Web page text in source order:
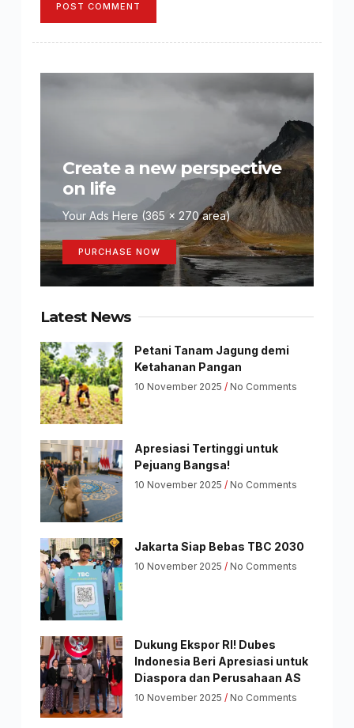
POST COMMENT
Create a new perspective
on life
Your Ads Here (365 x 270 area)
PURCHASE NOW
Latest News
Petani Tanam Jagung demi
Ketahanan Pangan
10 November 2025 No Comments
Apresiasi Tertinggi untuk
Pejuang Bangsa!
10 November 2025 No Comments
Jakarta Siap Bebas TBC 2030
10 November 2025 No Comments
Dukung Ekspor RI! Dubes
Indonesia Beri Apresiasi untuk
Diaspora dan Perusahaan AS
10 November 2025 No Comments